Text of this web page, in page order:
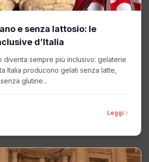
e senza lattosio: le
d’Italia
diventa sempre più inclusivo: gelaterie
Italia producono gelati senza latte,
glutine...
Leggi